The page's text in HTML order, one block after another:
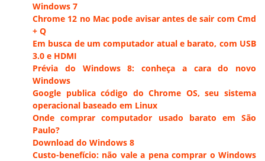
Windows 7
Chrome 12 no Mac pode avisar antes de sair com Cmd
+ Q
Em busca de um computador atual e barato, com USB
3.0 e HDMI
Prévia do Windows 8: conheça a cara do novo
Windows
Google publica código do Chrome OS, seu sistema
operacional baseado em Linux
Onde comprar computador usado barato em São
Paulo?
Download do Windows 8
Custo-benefício: não vale a pena comprar o Windows